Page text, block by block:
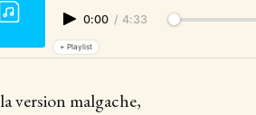
0:00 / 4:33
+ Playlist
version malgache,